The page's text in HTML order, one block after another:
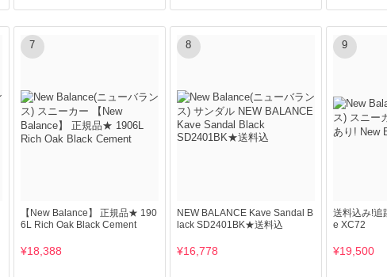
7
【New Balance】 正規品★ 190
6L Rich Oak Black Cement
¥18,388
8
NEW BALANCE Kave Sandal B
lack SD2401BK★送料込
¥16,778
9
送料込み!追
e XC72
¥19,500